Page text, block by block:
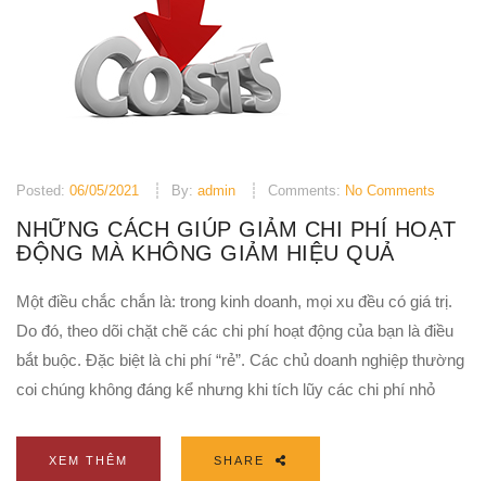
Posted: 06/05/2021 By: admin Comments: No Comments
NHỮNG CÁCH GIÚP GIẢM CHI PHÍ HOẠT
ĐỘNG MÀ KHÔNG GIẢM HIỆU QUẢ
Một điều chắc chắn là: trong kinh doanh, mọi xu đều có giá trị.
Do đó, theo dõi chặt chẽ các chi phí hoạt động của bạn là điều
bắt buộc. Đặc biệt là chi phí “rẻ”. Các chủ doanh nghiệp thường
coi chúng không đáng kể nhưng khi tích lũy các chi phí nhỏ
XEM THÊM SHARE